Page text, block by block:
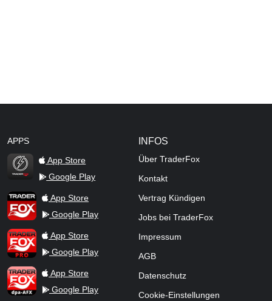
APPS
TraderFox Flash
App Store
Google Play
TraderFox AppApp Store
Google Play
TraderFox ProApp Store
Google Play
TraderFox dpa-AFX ProFeed
App Store
Google Play
INFOS
Über TraderFox
Kontakt
Vertrag Kündigen
Jobs bei TraderFox
Impressum
AGB
Datenschutz
Cookie-Einstellungen